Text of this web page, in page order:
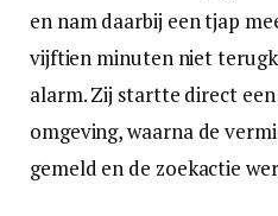
en nam daarbij een tjap
vijftien minuten niet
alarm. Zij startte direct
omgeving, waarna de
gemeld en de zoekactie